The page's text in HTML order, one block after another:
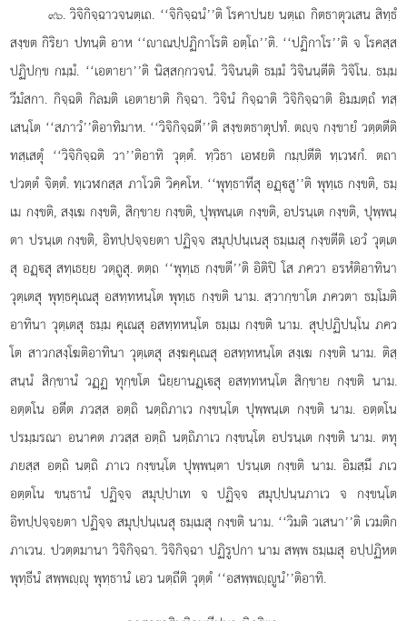
๙๖. วิจิกิจฺฉาวจนตฺเถ. ‘‘จิกิจฺฉนํ’’ติ โรคาปนย นตฺเถ กิตธาตุวเสน สิทฺธํ
สงฺขต กิริยา ปทนฺติ อาห ‘‘าณปฺปฏิกาโรติ อตฺโถ’’ติ. ‘‘ปฏิกาโร’’ติ จ โรคสฺส
ปฏิปกฺข กมฺมํ. ‘‘เอตายา’’ติ นิสฺสกฺกวจนํ. วิจินนฺติ ธมฺมํ วิจินนฺตีติ วิจิโน. ธมฺม
วีมํสกา. กิจฺฉติ กิลมติ เอตายาติ กิจฺฉา. วิจินํ กิจฺฉาติ วิจิกิจฺฉาติ อิมมตฺถํ ทสฺ
เสนฺโต ‘‘สภาวํ’’ติอาทิมาห. ‘‘วิจิกิจฺฉตี’’ติ สงฺขตธาตุปทํ. ตฺจ กงฺขายํ วตฺตตีติ
ทสฺเสตุํ ‘‘วิจิกิจฺฉติ วา’’ติอาทิ วุตฺตํ. ทฺวิธา เอฬยติ กมฺปตีติ ทฺเวฬกํ. ตถา
ปวตฺตํ จิตฺตํ. ทฺเวฬกสฺส ภาโวติ วิคฺคโห. ‘‘พุทฺธาทีสุ อฏฺสู’’ติ พุทฺเธ กงฺขติ, ธมฺ
เม กงฺขติ, สงฺเฆ กงฺขติ, สิกฺขาย กงฺขติ, ปุพฺพนฺเต กงฺขติ, อปรนฺเต กงฺขติ, ปุพฺพนฺ
ตา ปรนฺเต กงฺขติ, อิทปฺปจฺจยตา ปฏิจฺจ สมุปฺปนฺเนสุ ธมฺเมสุ กงฺขตีติ เอวํ วุตฺเต
สุ อฏฺสุ สทฺเธยฺย วตฺถูสุ. ตตฺถ ‘‘พุทฺเธ กงฺขตี’’ติ อิติปิ โส ภควา อรหํติอาทินา
วุตฺเตสุ พุทฺธคุเณสุ อสทฺทหนฺโต พุทฺเธ กงฺขติ นาม. สฺวากฺขาโต ภควตา ธมฺโมติ
อาทินา วุตฺเตสุ ธมฺม คุเณสุ อสทฺทหนฺโต ธมฺเม กงฺขติ นาม. สุปฺปฏิปนฺโน ภคว
โต สาวกสงฺโฆติอาทินา วุตฺเตสุ สงฺฆคุเณสุ อสทฺทหนฺโต สงฺเฆ กงฺขติ นาม. ติสฺ
สนฺนํ สิกฺขานํ วฏฺฏ ทุกฺขโต นิยฺยานฏฺเสุ อสทฺทหนฺโต สิกฺขาย กงฺขติ นาม.
อตฺตโน อตีต ภวสฺส อตฺถิ นตฺถิภาเว กงฺขนฺโต ปุพฺพนฺเต กงฺขติ นาม. อตฺตโน
ปรมฺมรณา อนาคต ภวสฺส อตฺถิ นตฺถิภาเว กงฺขนฺโต อปรนฺเต กงฺขติ นาม. ตทุ
ภยสฺส อตฺถิ นตฺถิ ภาเว กงฺขนฺโต ปุพฺพนฺตา ปรนฺเต กงฺขติ นาม. อิมสฺมึ ภเว
อตฺตโน ขนฺธานํ ปฏิจฺจ สมุปฺปาเท จ ปฏิจฺจ สมุปฺปนฺนภาเว จ กงฺขนฺโต
อิทปฺปจฺจยตา ปฏิจฺจ สมุปฺปนฺเนสุ ธมฺเมสุ กงฺขติ นาม. ‘‘วิมติ วเสนา’’ติ เวมติก
ภาเวน. ปวตฺตมานา วิจิกิจฺฉา. วิจิกิจฺฉา ปฏิรูปกา นาม สพฺพ ธมฺเมสุ อปฺปฏิหต
พุทฺธีนํ สพฺพฺุ พุทฺธานํ เอว นตฺถีติ วุตฺตํ ‘‘อสพฺพฺูนํ’’ติอาทิ.